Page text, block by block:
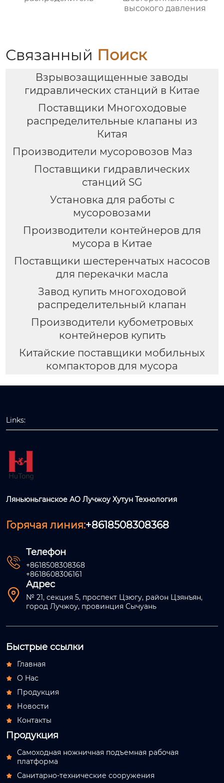
высокого давления
Связанный Поиск
Взрывозащищенные заводы
гидравлических станций в Китае
Поставщики Многоходовые
распределительные клапаны из
Китая
Производители мусоровозов Маз
Поставщики гидравлических
станций SG
Установка для работы с
мусоровозами
Производители контейнеров для
мусора в Китае
Поставщики шестеренчатых насосов
для перекачки масла
Завод купить многоходовой
распределительный клапан
Производители кубометровых
контейнеров купить
Китайские поставщики мобильных
компакторов для мусора
Links:
Ляньюньганское АО Лучжоу Хутун Технология
Горячая линия:+8618508308368

Телефон
+8618508308368
+8618608306161

Адрес
№ 21, секция 5, проспект Цзюгу, район Цзянъян,
город Лучжоу, провинция Сычуань
Быстрые ссылки
 Главная
 О Hас
 Продукция
 Новости
 Контакты
Продукция

Самоходная ножничная подъемная рабочая
платформа
 Санитарно-технические сооружения